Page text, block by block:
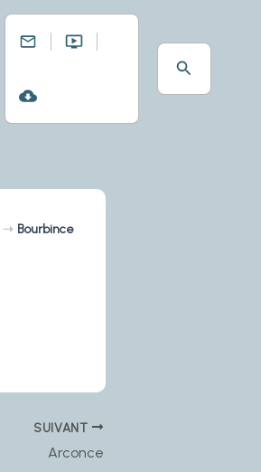
Rechercher
Bourbince
SUIVANT
Arconce